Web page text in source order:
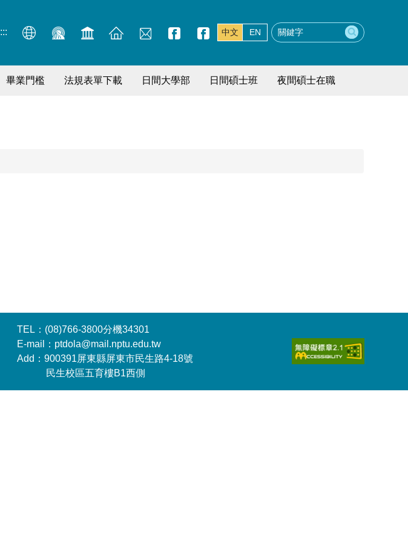
::: 中文 EN
畢業門檻 法規表單下載 日間大學部 日間碩士班 夜間碩士在職
TEL：(08)766-3800分機34301
E-mail：ptdola@mail.nptu.edu.tw
Add：900391屏東縣屏東市民生路4-18號
民生校區五育樓B1西側